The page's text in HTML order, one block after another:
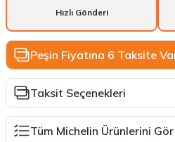
Hızlı Gönderi
Peşin Fiyatına 6 Taksite
Taksit Seçenekleri
Tüm Michelin Ürünlerini Gör